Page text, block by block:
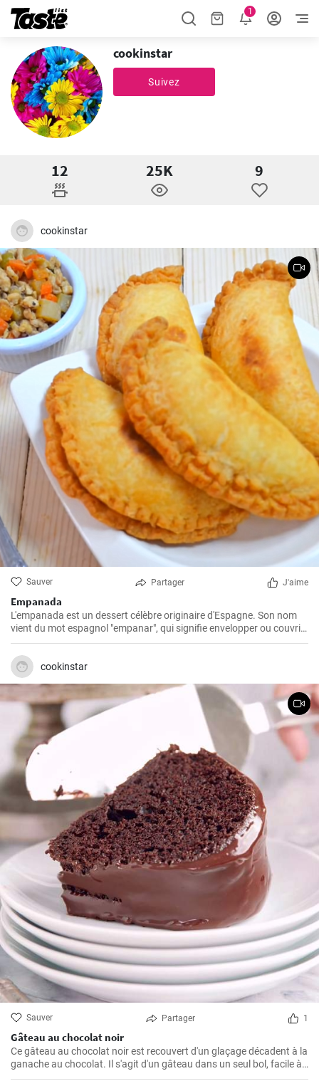
1
cookinstar
Suivez
12 25K 9
cookinstar
Sauver Partager J'aime
Empanada
L'empanada est un dessert célèbre originaire d'Espagne. Son nom
vient du mot espagnol "empanar", qui signifie envelopper ou couvrir
le pain.
cookinstar
Sauver Partager 1
Gâteau au chocolat noir
Ce gâteau au chocolat noir est recouvert d'un glaçage décadent à la
ganache au chocolat. Il s'agit d'un gâteau dans un seul bol, facile à
préparer et qui ne manquera pas d'impressionner !